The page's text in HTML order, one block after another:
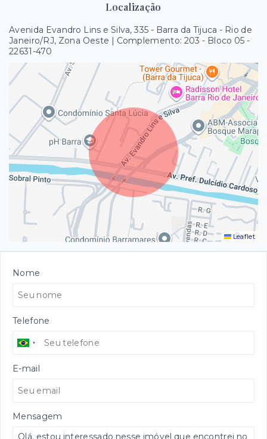
Localização
Avenida Evandro Lins e Silva, 335 - Barra da Tijuca - Rio de
Janeiro/RJ, Zona Oeste | Complemento: 203 - Bloco 05 -
22631-470
Leaflet
Nome
Telefone
E-mail
Mensagem